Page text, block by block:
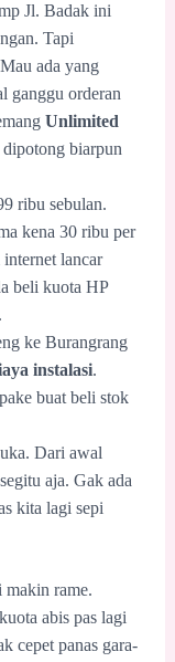
Jl. Badak ini
Tapi
ada yang
ganggu orderan
Unlimited
biarpun
ribu sebulan.
kena 30 ribu per
lancar
beli kuota HP
ke Burangrang
instalasi.
buat beli stok
Dari awal
aja. Gak ada
kita lagi sepi
makin rame.
abis pas lagi
cepet panas gara-